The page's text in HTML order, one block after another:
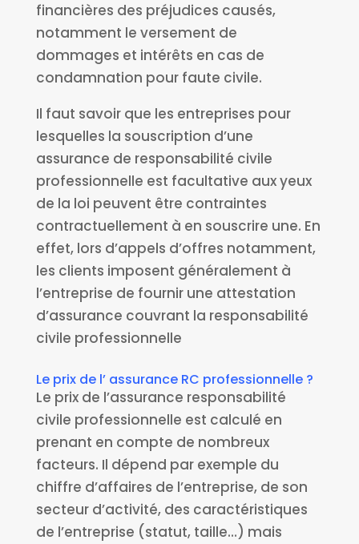
financières des préjudices causés,
notamment le versement de
dommages et intérêts en cas de
condamnation pour faute civile.
Il faut savoir que les entreprises pour
lesquelles la souscription d’une
assurance de responsabilité civile
professionnelle est facultative aux yeux
de la loi peuvent être contraintes
contractuellement à en souscrire une. En
effet, lors d’appels d’offres notamment,
les clients imposent généralement à
l’entreprise de fournir une attestation
d’assurance couvrant la responsabilité
civile professionnelle
Le prix de l’ assurance RC professionnelle ?
Le prix de l’assurance responsabilité
civile professionnelle est calculé en
prenant en compte de nombreux
facteurs. Il dépend par exemple du
chiffre d’affaires de l’entreprise, de son
secteur d’activité, des caractéristiques
de l’entreprise (statut, taille…) mais